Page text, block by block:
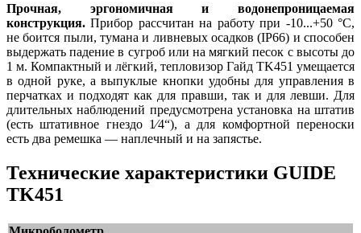
Прочная, эргономичная и водонепроницаемая
конструкция. Прибор рассчитан на работу при -10...+50 °C,
не боится пыли, тумана и ливневых осадков (IP66) и способен
выдержать падение в сугроб или на мягкий песок с высоты до
1 м. Компактный и лёгкий, тепловизор Гайд TK451 умещается
в одной руке, а выпуклые кнопки удобны для управления в
перчатках и подходят как для правши, так и для левши. Для
длительных наблюдений предусмотрена установка на штатив
(есть штативное гнездо 1⁄4“), а для комфортной переноски
есть два ремешка — наплечный и на запястье.
Технические характеристики GUIDE
TK451